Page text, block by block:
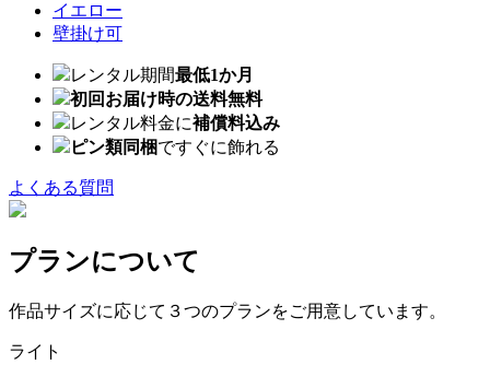
イエロー
壁掛け可
レンタル期間最低1か月
初回お届け時の送料無料
レンタル料金に補償料込み
ピン類同梱ですぐに飾れる
よくある質問
プランについて
作品サイズに応じて３つのプランをご用意しています。
ライト